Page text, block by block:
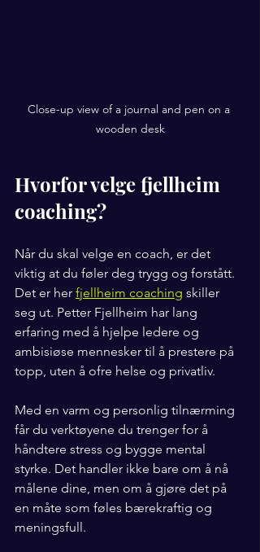
Close-up view of a journal and pen on a
wooden desk
Hvorfor velge fjellheim
coaching?
Når du skal velge en coach, er det
viktig at du føler deg trygg og forstått.
Det er her fjellheim coaching skiller
seg ut. Petter Fjellheim har lang
erfaring med å hjelpe ledere og
ambisiøse mennesker til å prestere på
topp, uten å ofre helse og privatliv.
Med en varm og personlig tilnærming
får du verktøyene du trenger for å
håndtere stress og bygge mental
styrke. Det handler ikke bare om å nå
målene dine, men om å gjøre det på
en måte som føles bærekraftig og
meningsfull.